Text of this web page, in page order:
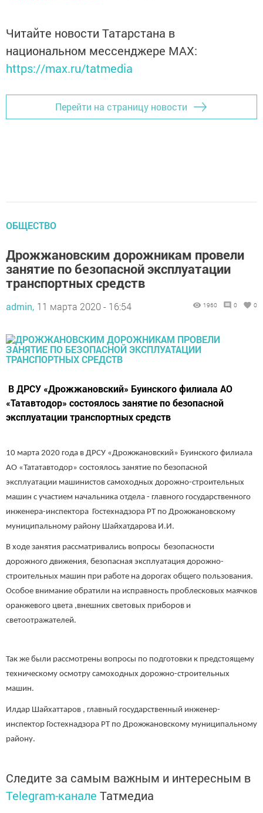
Читайте новости Татарстана в
национальном мессенджере MАХ:
https://max.ru/tatmedia
Перейти на страницу новости
ОБЩЕСТВО
Дрожжановским дорожникам провели
занятие по безопасной эксплуатации
транспортных средств
admin, 11 марта 2020 - 16:54 1960 0 0
В ДРСУ «Дрожжановский» Буинского филиала АО
«Татавтодор» состоялось занятие по безопасной
эксплуатации транспортных средств
10 марта 2020 года в ДРСУ «Дрожжановский» Буинского филиала
АО «Тататавтодор» состоялось занятие по безопасной
эксплуатации машинистов самоходных дорожно-строительных
машин с участием начальника отдела - главного государственного
инженера-инспектора Гостехнадзора РТ по Дрожжановскому
муниципальному району Шайхатдарова И.И.
В ходе занятия рассматривались вопросы безопасности
дорожного движения, безопасная эксплуатация дорожно-
строительных машин при работе на дорогах общего пользования.
Особое внимание обратили на исправность проблесковых маячков
оранжевого цвета ,внешних световых приборов и
светоотражателей.
Так же были рассмотрены вопросы по подготовки к предстоящему
техническому осмотру самоходных дорожно-строительных
машин.
Илдар Шайхаттаров , главный государственный инженер-
инспектор Гостехнадзора РТ по Дрожжановскому муниципальному
району.
Следите за самым важным и интересным в
Telegram-канале Татмедиа